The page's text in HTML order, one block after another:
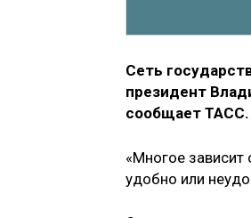
Сеть
президент
сообщает ТАСС.
«Многое зависит
удобно или